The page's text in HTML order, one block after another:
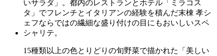
15種類以上の色とりどりの旬野菜で描かれた「美しい